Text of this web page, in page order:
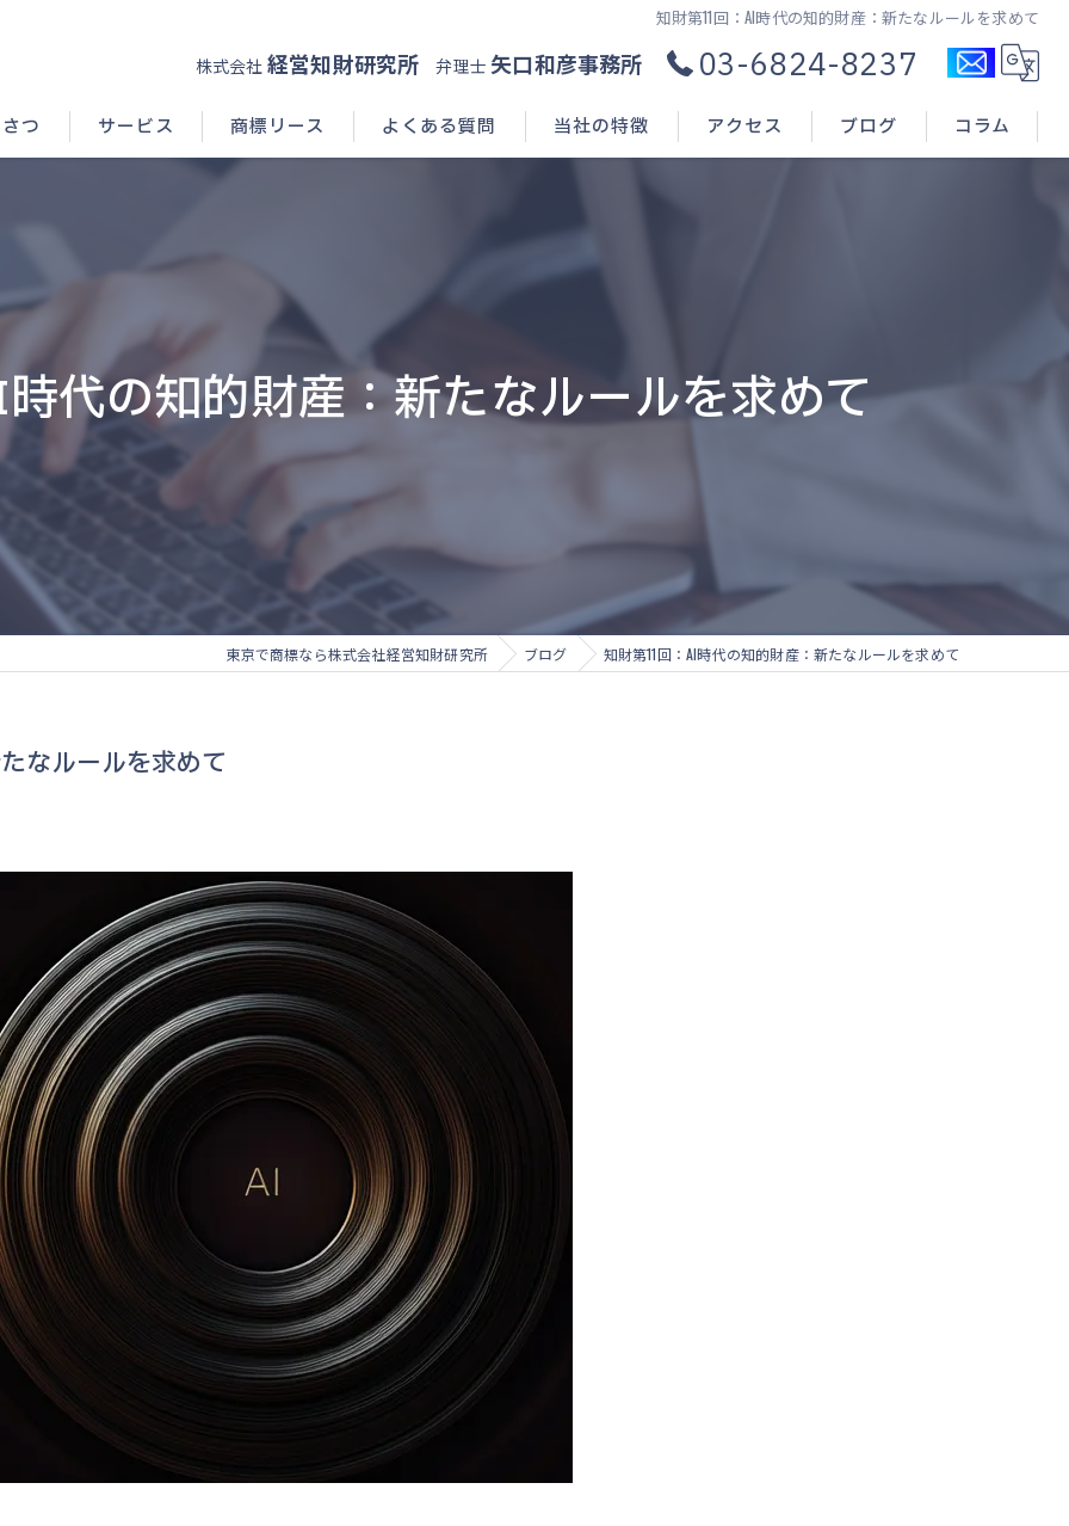
知財第11回：AI時代の知的財産：新たなルールを求めて
株式会社 経営知財研究所 弁理士 矢口和彦事務所 03-6824-8237
つ サービス 商標リース よくある質問 当社の特徴
新規開業
登録
アクセス ブログ コラム
代の知的財産：新たなルールを求めて
東京で商標なら株式会社経営知財研究所 ブログ 知財第11回：AI時代の知的財産：新たなルールを求めて
なルールを求めて